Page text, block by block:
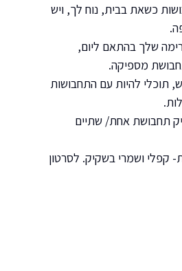
כשאת בבית, נוח לך, ויש
שלך בהתאם ליום,
מספיקה.
תוכלי להיות עם התחבושות
תחבושת אחת/ שתיים
ושמרי בשקיק. לסרטון